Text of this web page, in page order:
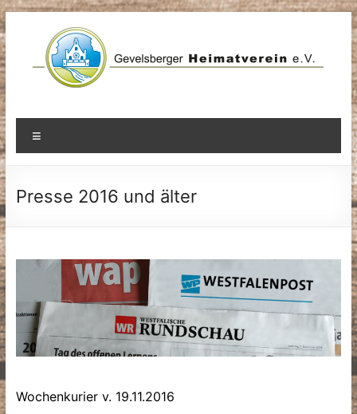
Zum
Inhalt
springen
Presse 2016 und älter
Wochenkurier v. 19.11.2016